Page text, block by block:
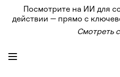
Продукт
Избранное
Intelligent
Посмотрите на ИИ для
действии — прямо с
Смотреть